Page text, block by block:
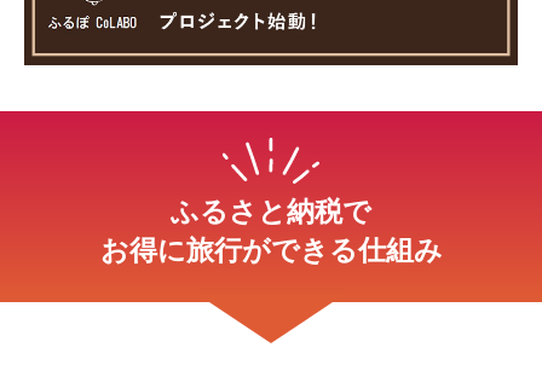
ふるさと納税で
お得に旅行ができる仕組み